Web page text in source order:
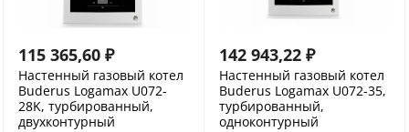
115 365,60 ₽
Настенный газовый котел
Buderus Logamax U072-
28K, турбированный,
двухконтурный
142 943,22 ₽
Настенный газовый котел
Buderus Logamax U072-35,
турбированный,
одноконтурный